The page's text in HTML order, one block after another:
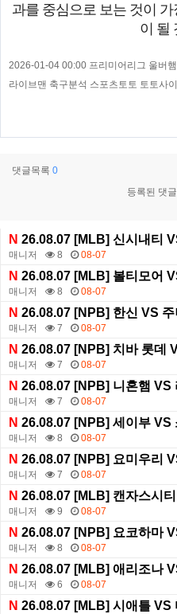
과를 중심으로 보는 것이
이 될
2026-01-04 00:00 프리미어리그 울버
라이브맨 축구분석 스포츠토토 토토사
댓글목록 0
등록된 댓
N 26.08.07 [MLB] 신시내티
매니저 8 08-07
N 26.08.07 [MLB] 볼티모어
매니저 8 08-07
N 26.08.07 [NPB] 한신 VS 주
매니저 7 08-07
N 26.08.07 [NPB] 치바 롯데
매니저 7 08-07
N 26.08.07 [NPB] 니혼햄 VS
매니저 7 08-07
N 26.08.07 [NPB] 세이부 VS
매니저 8 08-07
N 26.08.07 [NPB] 요미우리
매니저 7 08-07
N 26.08.07 [MLB] 캔자스시
매니저 9 08-07
N 26.08.07 [NPB] 요코하마
매니저 8 08-07
N 26.08.07 [MLB] 애리조나
매니저 6 08-07
N 26.08.07 [MLB] 시애틀 VS